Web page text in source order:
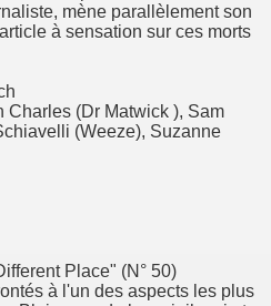
mène parallèlement son
à sensation sur ces morts
Charles (Dr Matwick ), Sam
(Weeze), Suzanne
Place" (N° 50)
à l'un des aspects les plus